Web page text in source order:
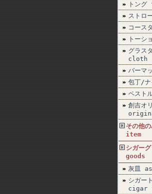
トン
ストロ
コー
トー
グラス
cloth
バーマ
包丁/
ペスト
創吉オ
その他
item
シガー
goods
灰皿
シガー
cigar